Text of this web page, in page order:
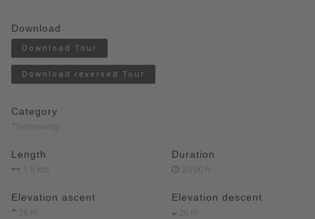
Download
Download Tour
Download reversed Tour
Category
Themenweg
Length
1.5 km
Duration
30:00 h
Elevation ascent
26 m
Elevation descent
26 m